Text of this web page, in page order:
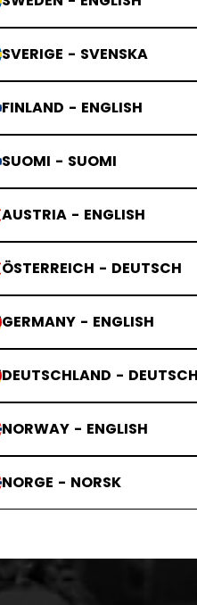
SVERIGE - SVENSKA
FINLAND - ENGLISH
SUOMI - SUOMI
AUSTRIA - ENGLISH
ÖSTERREICH - DEUTSCH
GERMANY - ENGLISH
DEUTSCHLAND - DEUTSCH
NORWAY - ENGLISH
NORGE - NORSK